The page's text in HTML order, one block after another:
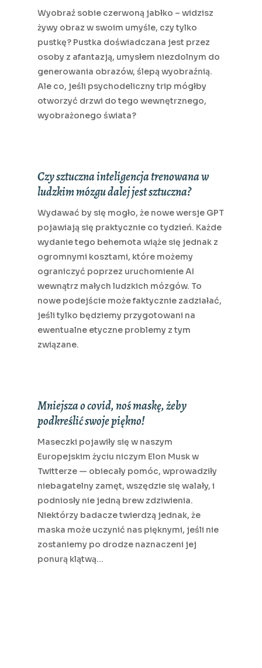
Wyobraź sobie czerwoną jabłko – widzisz
żywy obraz w swoim umyśle, czy tylko
pustkę? Pustka doświadczana jest przez
osoby z afantazją, umysłem niezdolnym do
generowania obrazów, ślepą wyobraźnią.
Ale co, jeśli psychodeliczny trip mógłby
otworzyć drzwi do tego wewnętrznego,
wyobrażonego świata?
Czy sztuczna inteligencja trenowana w
ludzkim mózgu dalej jest sztuczna?
Wydawać by się mogło, że nowe wersje GPT
pojawiają się praktycznie co tydzień. Każde
wydanie tego behemota wiąże się jednak z
ogromnymi kosztami, które możemy
ograniczyć poprzez uruchomienie AI
wewnątrz małych ludzkich mózgów. To
nowe podejście może faktycznie zadziałać,
jeśli tylko będziemy przygotowani na
ewentualne etyczne problemy z tym
związane.
Mniejsza o covid, noś maskę, żeby
podkreślić swoje piękno!
Maseczki pojawiły się w naszym
Europejskim życiu niczym Elon Musk w
Twitterze — obiecały pomóc, wprowadziły
niebagatelny zamęt, wszędzie się walały, i
podniosły nie jedną brew zdziwienia.
Niektórzy badacze twierdzą jednak, że
maska może uczynić nas pięknymi, jeśli nie
zostaniemy po drodze naznaczeni jej
ponurą klątwą…